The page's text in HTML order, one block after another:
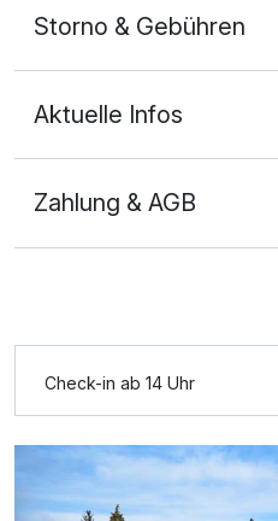
Ausstattung
Storno & Gebühren
Aktuelle Infos
Zahlung & AGB
Check-in ab 14 Uhr